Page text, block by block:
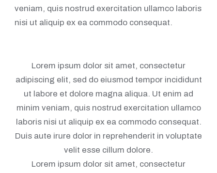
veniam, quis nostrud exercitation ullamco laboris
nisi ut aliquip ex ea commodo consequat.
Lorem ipsum dolor sit amet, consectetur
adipiscing elit, sed do eiusmod tempor incididunt
ut labore et dolore magna aliqua. Ut enim ad
minim veniam, quis nostrud exercitation ullamco
laboris nisi ut aliquip ex ea commodo consequat.
Duis aute irure dolor in reprehenderit in voluptate
velit esse cillum dolore.
Lorem ipsum dolor sit amet, consectetur